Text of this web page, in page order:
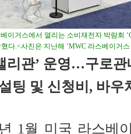
이거스에서 열리는 소비재전자 박람회
다.<사진은 지난해 ‘MWC 라스베이거
리관’ 운영…구로관
팅 및 신청비, 바우
1월 미국 라스베